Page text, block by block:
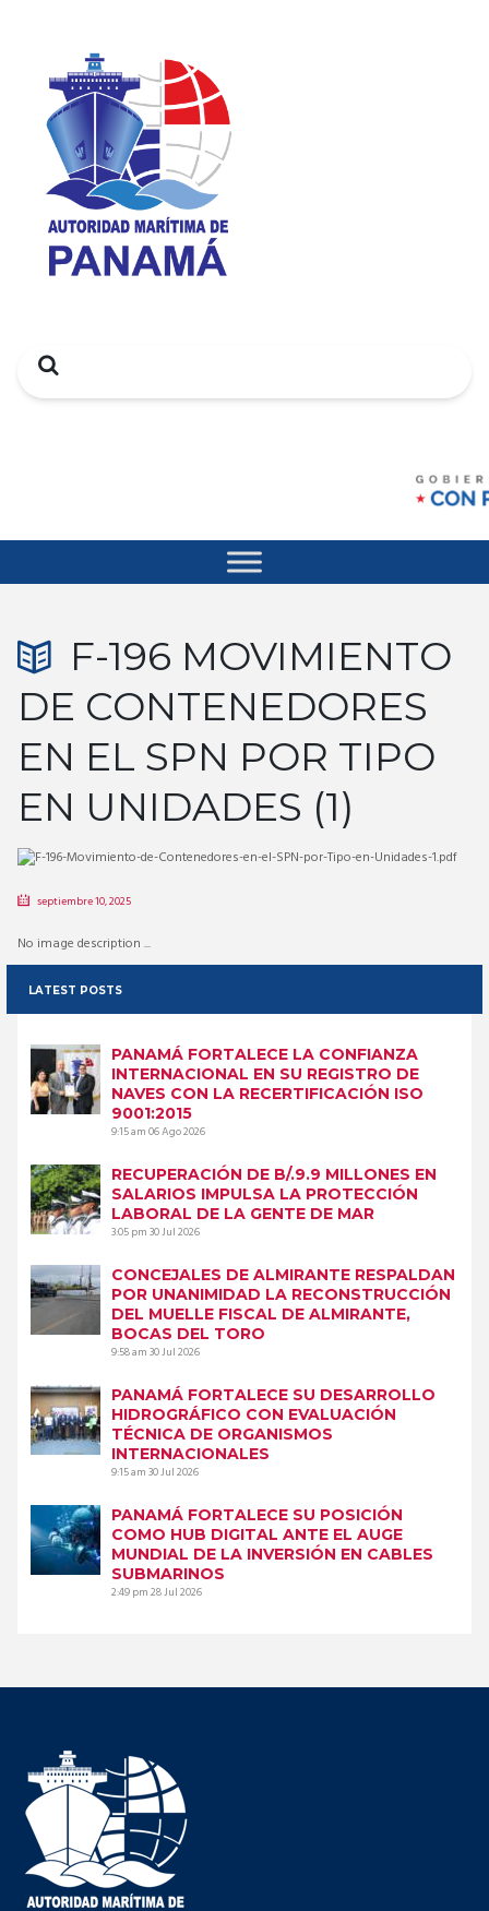
Search
F-196 MOVIMIENTO
DE CONTENEDORES
EN EL SPN POR TIPO
EN UNIDADES (1)
septiembre 10, 2025
No image description ...
LATEST POSTS
PANAMÁ FORTALECE LA CONFIANZA
INTERNACIONAL EN SU REGISTRO DE
NAVES CON LA RECERTIFICACIÓN ISO
9001:2015
9:15 am06 Ago 2026
RECUPERACIÓN DE B/.9.9 MILLONES EN
SALARIOS IMPULSA LA PROTECCIÓN
LABORAL DE LA GENTE DE MAR
3:05 pm30 Jul 2026
CONCEJALES DE ALMIRANTE RESPALDAN
POR UNANIMIDAD LA RECONSTRUCCIÓN
DEL MUELLE FISCAL DE ALMIRANTE,
BOCAS DEL TORO
9:58 am30 Jul 2026
PANAMÁ FORTALECE SU DESARROLLO
HIDROGRÁFICO CON EVALUACIÓN
TÉCNICA DE ORGANISMOS
INTERNACIONALES
9:15 am30 Jul 2026
PANAMÁ FORTALECE SU POSICIÓN
COMO HUB DIGITAL ANTE EL AUGE
MUNDIAL DE LA INVERSIÓN EN CABLES
SUBMARINOS
2:49 pm28 Jul 2026